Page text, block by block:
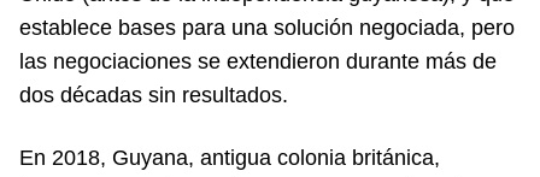
establece bases para una solución negociada, pero
las negociaciones se extendieron durante más de
dos décadas sin resultados.
En 2018, Guyana, antigua colonia británica,